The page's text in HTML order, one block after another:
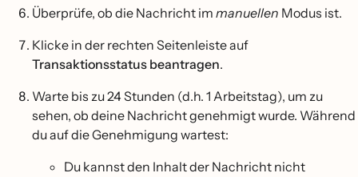
Überprüfe, ob die Nachricht im manuellen Modus ist.
Klicke in der rechten Seitenleiste auf
Transaktionsstatus beantragen.
Warte bis zu 24 Stunden (d.h. 1 Arbeitstag), um zu
sehen, ob deine Nachricht genehmigt wurde. Während
du auf die Genehmigung wartest:
Du kannst den Inhalt der Nachricht nicht